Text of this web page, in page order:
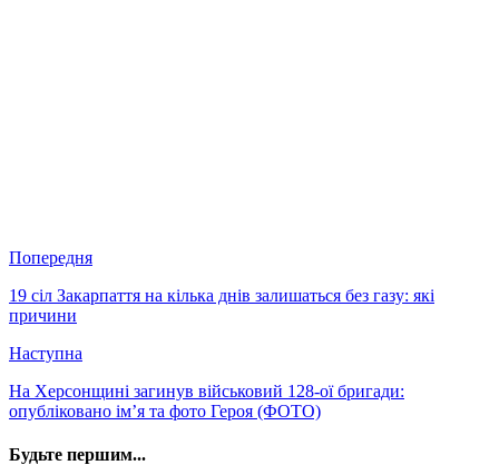
Попередня
19 сіл Закарпаття на кілька днів залишаться без газу: які
причини
Наступна
На Херсонщині загинув військовий 128-ої бригади:
опубліковано ім’я та фото Героя (ФОТО)
Будьте першим...